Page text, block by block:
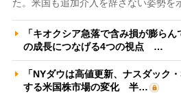
た。米国も追加介入を辞さない姿勢を
「キオクシア急落で含み損が膨ら
の成長につなげる4つの視点 …
「NYダウは高値更新、ナスダック
する米国株市場の変化 半…